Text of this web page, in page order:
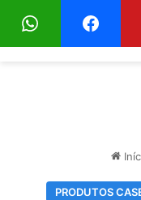
Menu
PRODUTOS